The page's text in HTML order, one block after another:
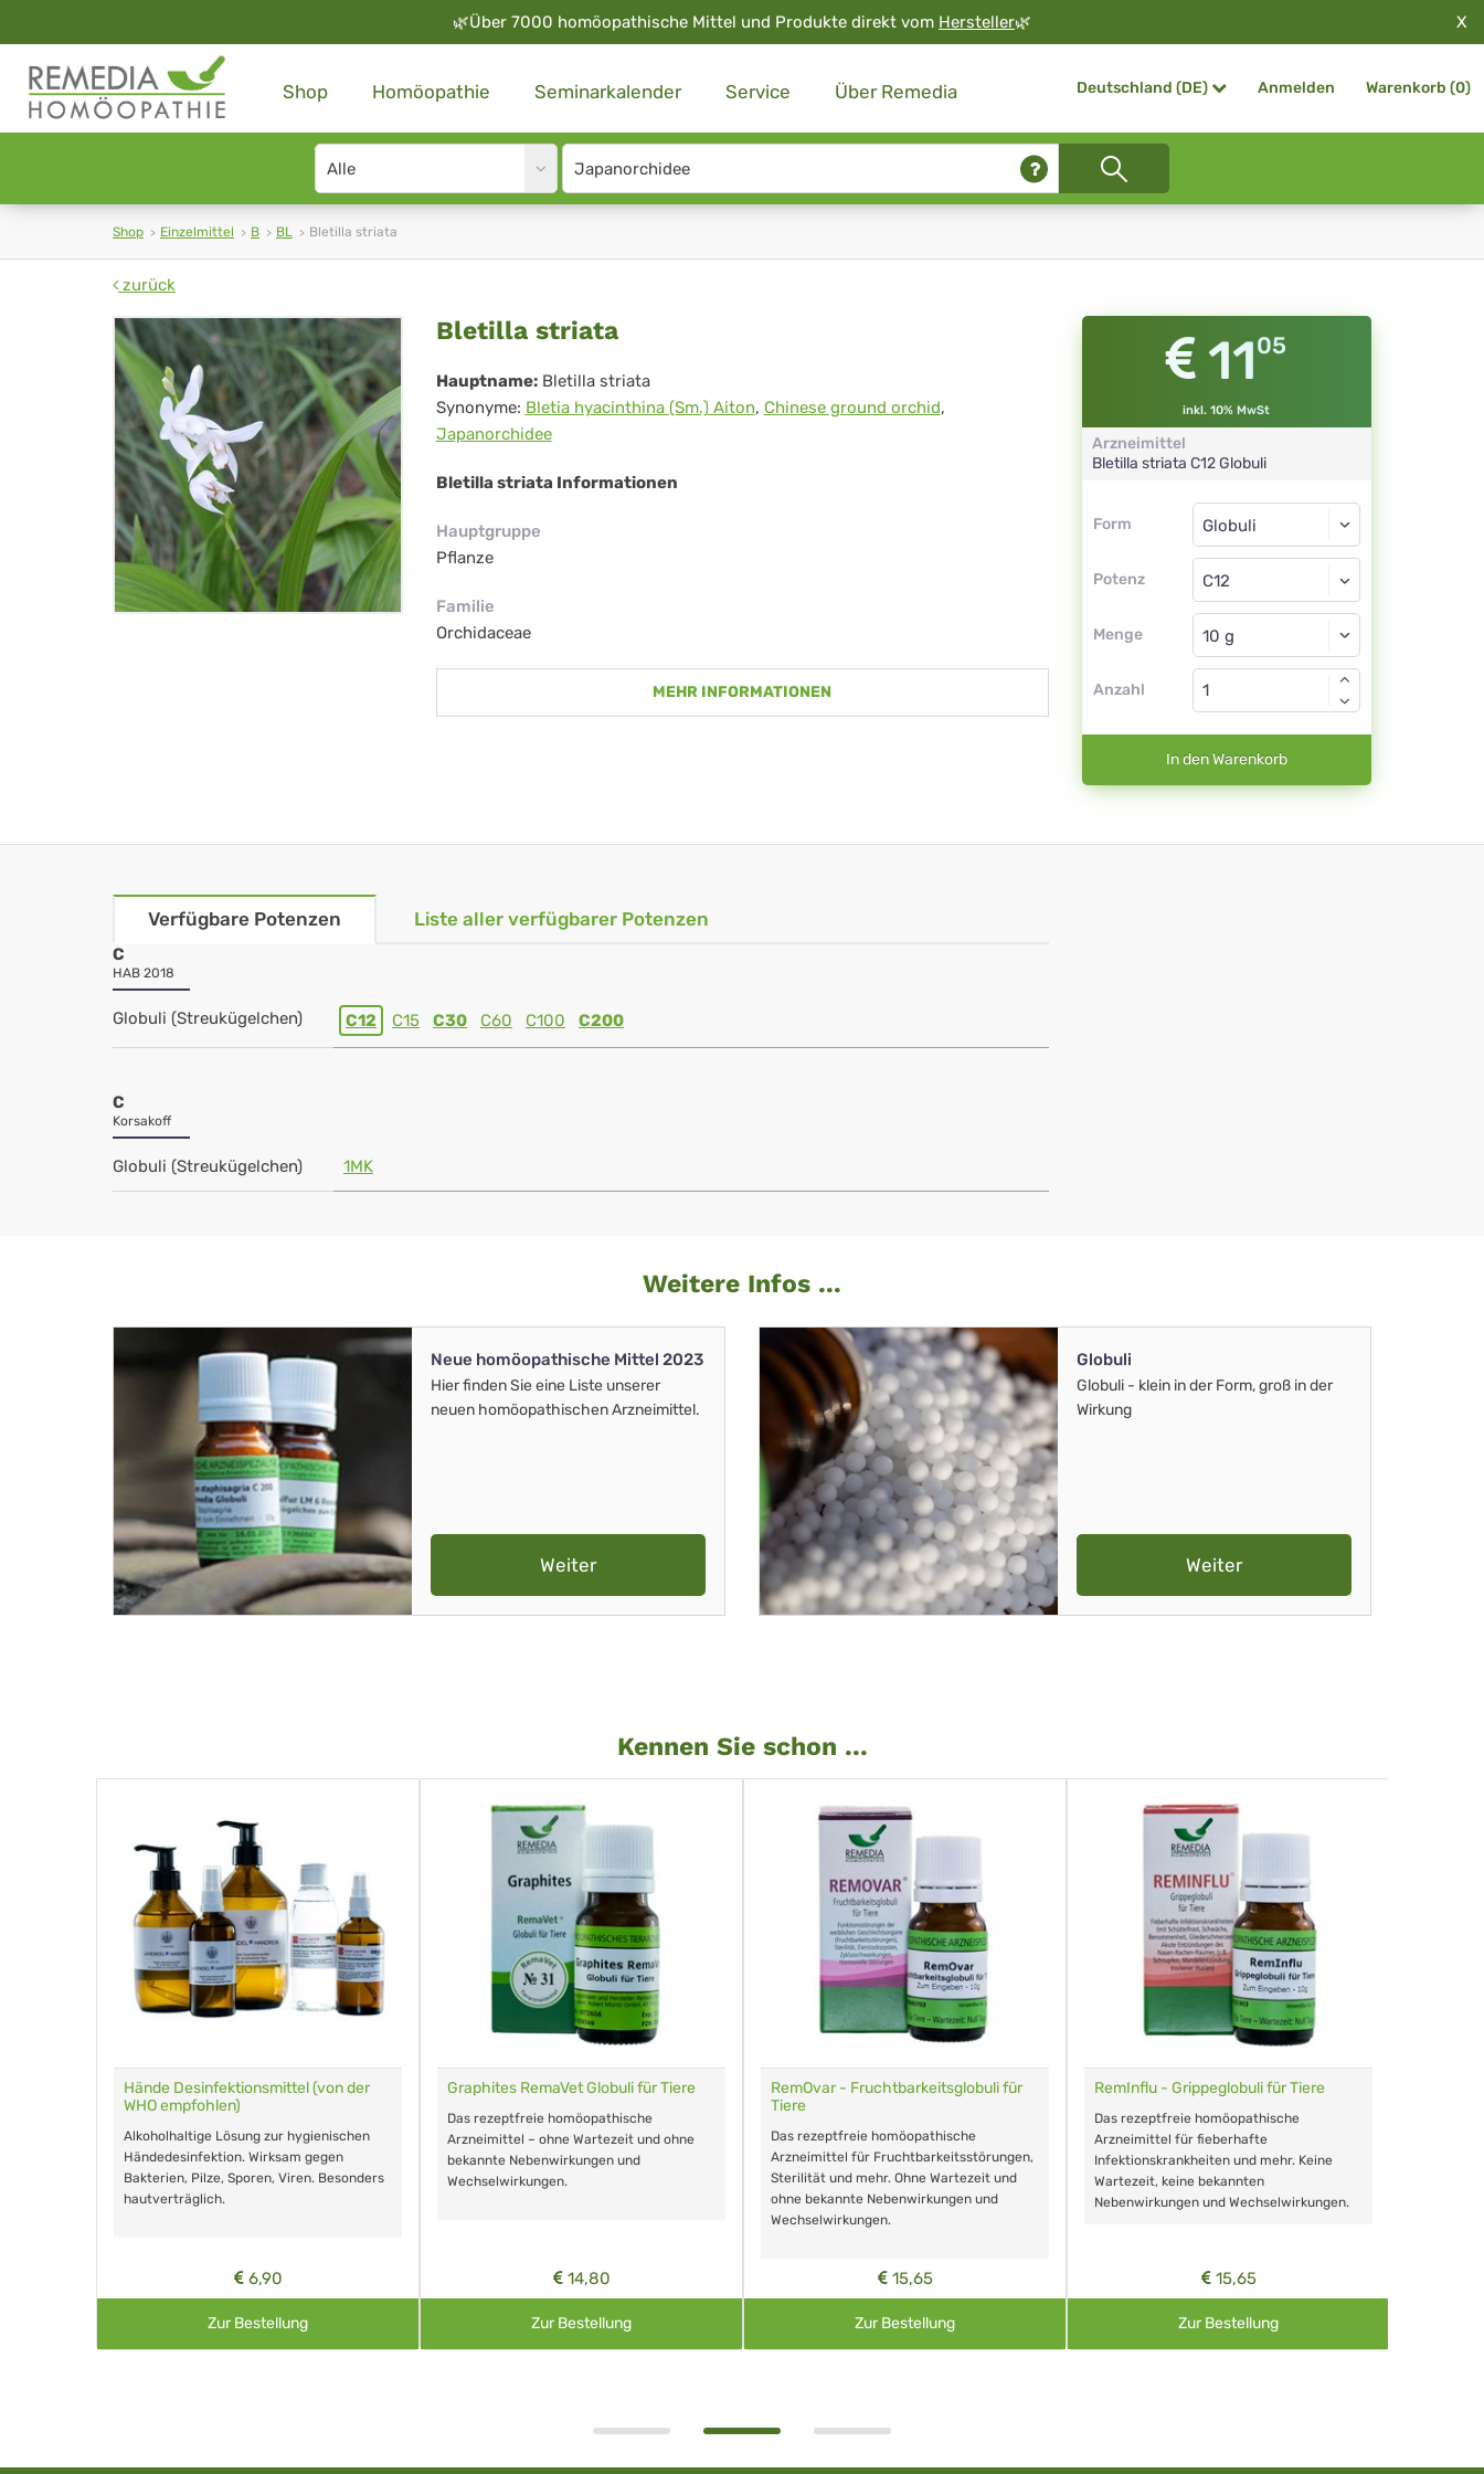
🌿Über 7000 homöopathische Mittel und Produkte direkt vom Hersteller🌿 X
Shop Homöopathie Seminarkalender Service Über Remedia Deutschland (DE) Anmelden Warenkorb (0)
Search
type
Site
search
input
Shop Einzelmittel B BL Bletilla striata
zurück
Bletilla
striata
Bletilla striata
Hauptname: Bletilla striata
Synonyme: Bletia hyacinthina (Sm.) Aiton, Chinese ground orchid,
Japanorchidee
Bletilla striata Informationen
Hauptgruppe
Pflanze
Familie
Orchidaceae
MEHR INFORMATIONEN
1105
inkl. 10% MwSt
Arzneimittel
Bletilla striata C12 Globuli
Form
Form
Potenz
Globuli
C12
Menge
Globuli
Anzahl
In den Warenkorb
Verfügbare Potenzen Liste aller verfügbarer Potenzen
C
HAB 2018
Globuli (Streukügelchen) C12 C15 C30 C60 C100 C200
C
Korsakoff
Globuli (Streukügelchen) 1MK
Weitere Infos ...
Neue homöopathische Mittel 2023
Hier finden Sie eine Liste unserer
neuen homöopathischen Arzneimittel.
Weiter
Globuli
Globuli - klein in der Form, groß in der
Wirkung
Weiter
Kennen Sie schon ...
Hände Desinfektionsmittel (von der
WHO empfohlen)
Alkoholhaltige Lösung zur hygienischen
Händedesinfektion. Wirksam gegen
Bakterien, Pilze, Sporen, Viren. Besonders
hautverträglich.
6,90
Zur Bestellung
Graphites RemaVet Globuli für Tiere
Das rezeptfreie homöopathische
Arzneimittel – ohne Wartezeit und ohne
bekannte Nebenwirkungen und
Wechselwirkungen.
14,80
Zur Bestellung
RemOvar - Fruchtbarkeitsglobuli für
Tiere
Das rezeptfreie homöopathische
Arzneimittel für Fruchtbarkeitsstörungen,
Sterilität und mehr. Ohne Wartezeit und
ohne bekannte Nebenwirkungen und
Wechselwirkungen.
15,65
Zur Bestellung
RemInflu - Grippeglobuli für Tiere
Das rezeptfreie homöopathische
Arzneimittel für fieberhafte
Infektionskrankheiten und mehr. Keine
Wartezeit, keine bekannten
Nebenwirkungen und Wechselwirkungen.
15,65
Zur Bestellung